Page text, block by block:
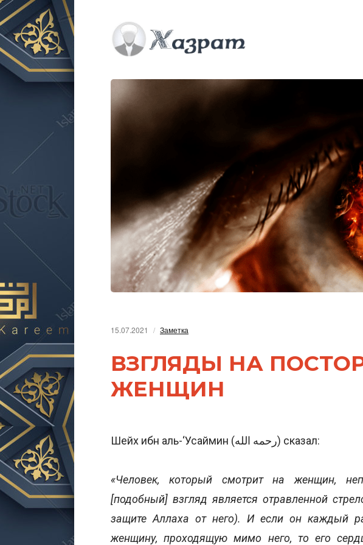
15.07.2021 Заметка
ВЗГЛЯДЫ НА
ЖЕНЩИН
Шейх ибн аль-‘Усаймин (رحمه الله) сказал:
«Человек, который смотрит на женщин,
[подобный] взгляд является отравленной
защите Аллаха от него). И если он каждый
женщину, проходящую мимо него, то его